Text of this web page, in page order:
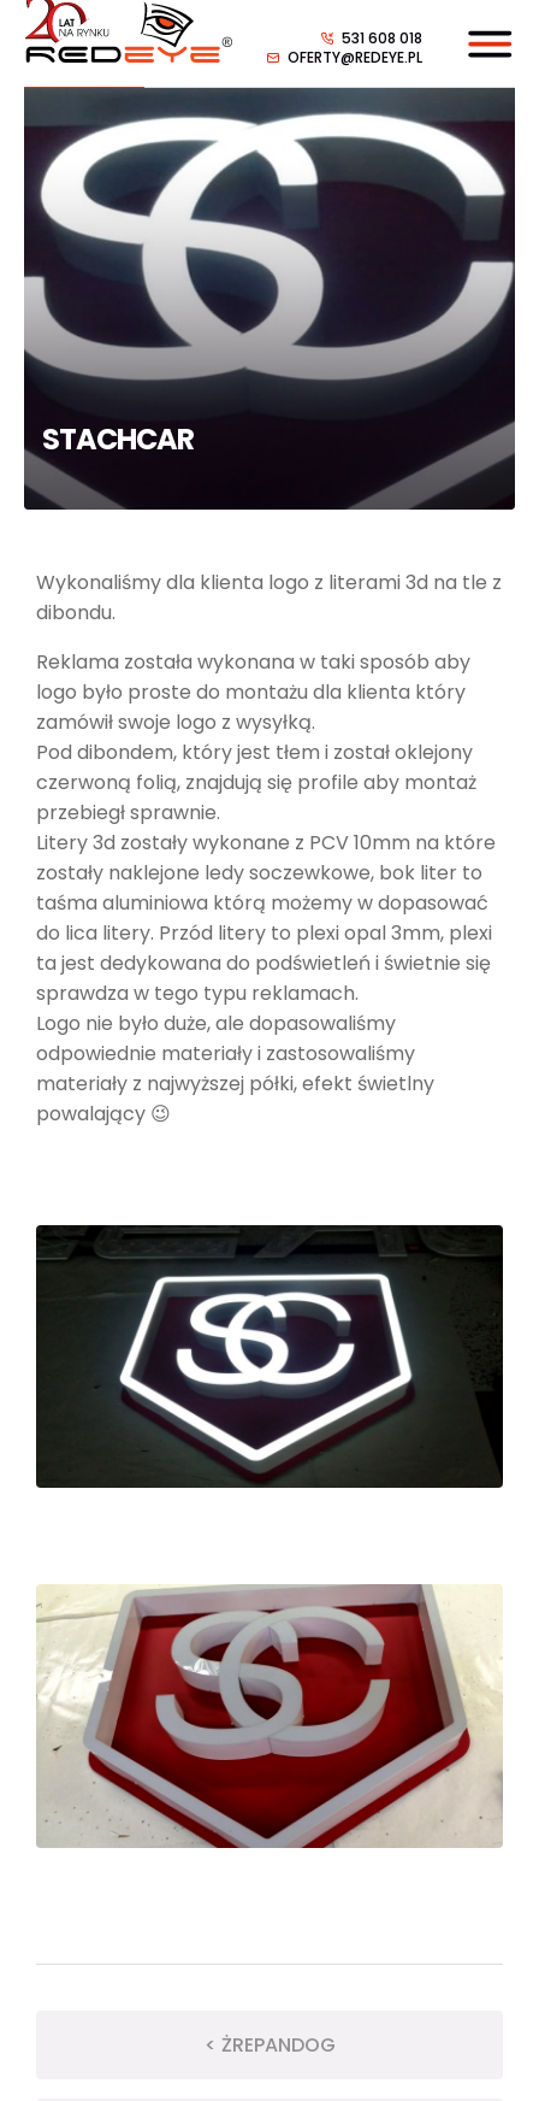
531 608 018
OFERTY@REDEYE.PL
STACHCAR
Wykonaliśmy dla klienta logo z literami 3d na tle z
dibondu.
Reklama została wykonana w taki sposób aby
logo było proste do montażu dla klienta który
zamówił swoje logo z wysyłką.
Pod dibondem, który jest tłem i został oklejony
czerwoną folią, znajdują się profile aby montaż
przebiegł sprawnie.
Litery 3d zostały wykonane z PCV 10mm na które
zostały naklejone ledy soczewkowe, bok liter to
taśma aluminiowa którą możemy w dopasować
do lica litery. Przód litery to plexi opal 3mm, plexi
ta jest dedykowana do podświetleń i świetnie się
sprawdza w tego typu reklamach.
Logo nie było duże, ale dopasowaliśmy
odpowiednie materiały i zastosowaliśmy
materiały z najwyższej półki, efekt świetlny
powalający 😉
< ŻREPANDOG